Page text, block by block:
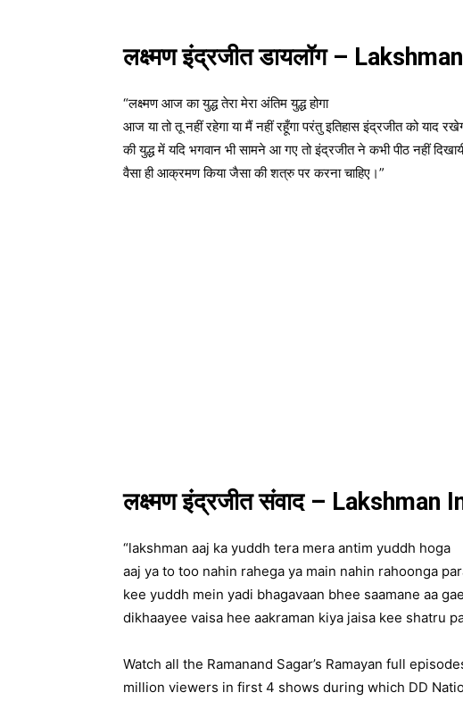
लक्ष्मण इंद्रजीत डायलॉग –
“लक्ष्मण आज का युद्ध तेरा मेरा अंतिम युद्ध होगा
आज या तो तू नहीं रहेगा या मैं नहीं रहूँगा परंतु इतिहास इंद्रजीत को याद
की युद्ध में यदि भगवान भी सामने आ गए तो इंद्रजीत ने कभी पीठ नहीं
वैसा ही आक्रमण किया जैसा की शत्रु पर करना चाहिए।”
लक्ष्मण इंद्रजीत संवाद –
“lakshman aaj ka yuddh tera mera antim yuddh hoga
aaj ya to too nahin rahega ya main nahin rahoonga
kee yuddh mein yadi bhagavaan bhee saamane aa
dikhaayee vaisa hee aakraman kiya jaisa kee shatru
Watch all the Ramanand Sagar’s Ramayan full
million viewers in first 4 shows during which DD